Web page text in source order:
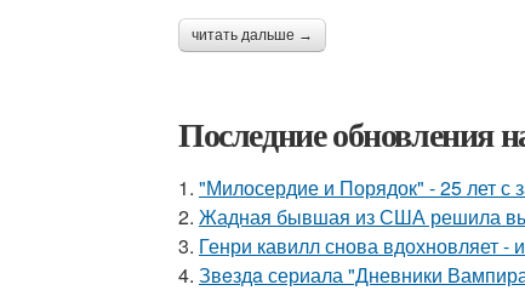
читать дальше →
Последние обновления
1. "Милосердие и Порядок" - 25 лет с
2. Жадная бывшая из США решила
3. Генри кавилл снова вдохновляет -
4. Звeздa сериала "Дневники